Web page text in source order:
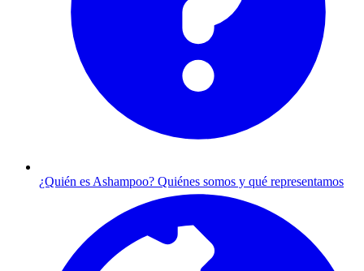
¿Quién es Ashampoo? Quiénes somos y qué representamos